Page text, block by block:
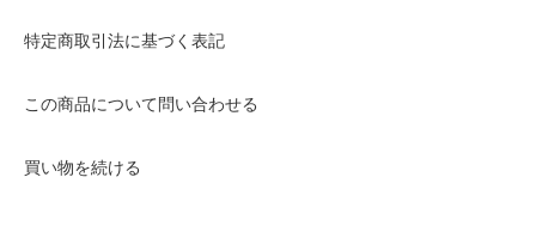
特定商取引法に基づく表記
この商品について問い合わせる
買い物を続ける